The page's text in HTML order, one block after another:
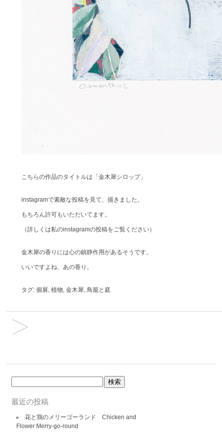
こちらの作品のタイトルは「金木犀シロップ」
instagramで素敵な投稿を見て、描きました。
もちろん許可もいただいてます。
（詳しくは私のinstagramの投稿をご覧ください）
金木犀の香りには心の鎮静作用があるそうです。
いいですよね、あの香り。
タグ:個展 ,植物 ,金木犀 鳥籠と庭
検
索:
最近の投稿
花と鶏のメリーゴーランド Chicken and
Flower Merry-go-round